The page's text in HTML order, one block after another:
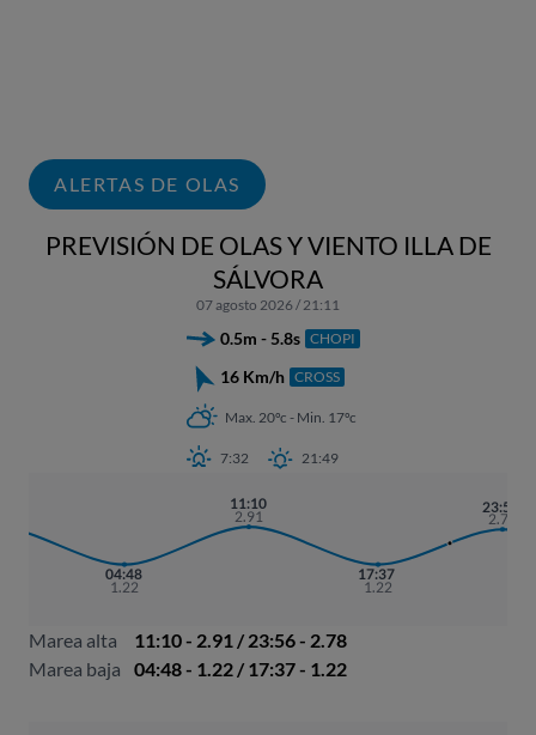
ALERTAS DE OLAS
PREVISIÓN DE OLAS Y VIENTO ILLA DE
SÁLVORA
07 agosto 2026 / 21:11
0.5m - 5.8s CHOPI
16 Km/h CROSS
Max. 20ºc - Min. 17ºc
7:32 21:49
04:48
1.22
11:10
2.91
17:37
1.22
23:56
2.78
Marea alta
11:10 - 2.91 / 23:56 - 2.78
Marea baja
04:48 - 1.22 / 17:37 - 1.22